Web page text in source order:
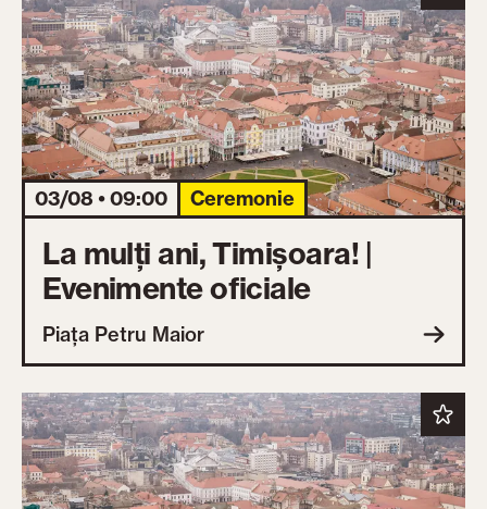
03/08 • 09:00 Ceremonie
La mulți ani, Timișoara! |
Evenimente oficiale
Piața Petru Maior